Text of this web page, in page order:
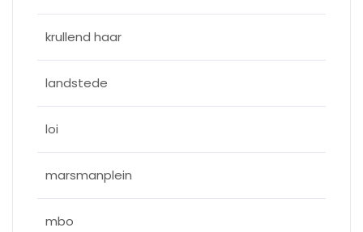
krullend haar
landstede
loi
marsmanplein
mbo